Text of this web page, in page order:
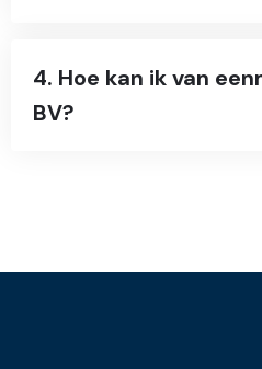
4. Hoe kan ik van
BV?